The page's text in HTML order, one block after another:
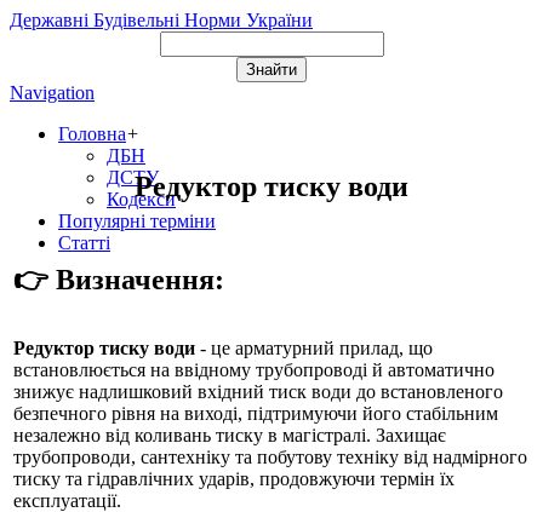
Державні Будівельні Норми України
Navigation
Головна+
ДБН
ДСТУ
Кодекси
Популярні терміни
Статті
Редуктор тиску води
👉 Визначення:
Редуктор тиску води - це арматурний прилад, що
встановлюється на ввідному трубопроводі й автоматично
знижує надлишковий вхідний тиск води до встановленого
безпечного рівня на виході, підтримуючи його стабільним
незалежно від коливань тиску в магістралі. Захищає
трубопроводи, сантехніку та побутову техніку від надмірного
тиску та гідравлічних ударів, продовжуючи термін їх
експлуатації.